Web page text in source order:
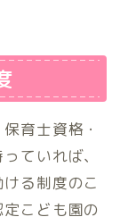
育士資格・
ていれば、
る制度のこ
こども園の